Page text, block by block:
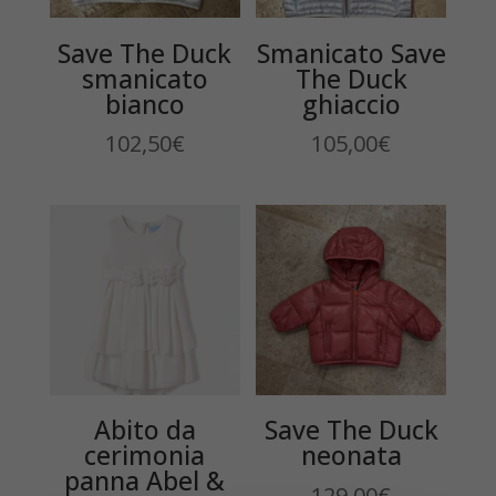
Save The Duck
smanicato
bianco
102,50€
Smanicato Save
The Duck
ghiaccio
105,00€
Abito da
cerimonia
panna Abel &
Save The Duck
neonata